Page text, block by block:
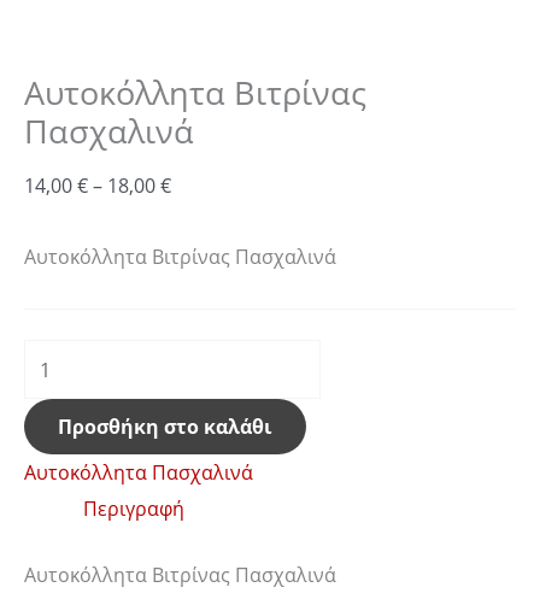
Αυτοκόλλητα Βιτρίνας
Πασχαλινά
14,00€– 18,00€
Αυτοκόλλητα Βιτρίνας Πασχαλινά
Προσθήκη στο καλάθι
Αυτοκόλλητα Πασχαλινά
Περιγραφή
Αυτοκόλλητα Βιτρίνας Πασχαλινά